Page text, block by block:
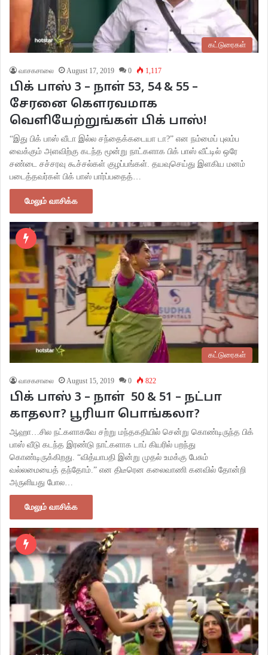
கட்டுரைகள்
வாசகசாலை August 17, 2019 0 1,117
பிக் பாஸ் 3 – நாள் 53, 54 & 55 –
சேரனை கௌரவமாக
வெளியேற்றுங்கள் பிக் பாஸ்!
“இது பிக் பாஸ் வீடா இல்ல சந்தைக்கடையா டா?” என நம்மைப் புலம்ப
வைக்கும் அளவிற்கு கடந்த மூன்று நாட்களாக பிக் பாஸ் வீட்டில் ஒரே
சண்டை சச்சரவு கூச்சல்கள் குழப்பங்கள். தயவுசெய்து இளகிய மனம்
படைத்தவர்கள் பிக் பாஸ் பார்ப்பதைத்…
மேலும் வாசிக்க
கட்டுரைகள்
வாசகசாலை August 15, 2019 0 822
பிக் பாஸ் 3 – நாள் 50 & 51 – நட்பா
காதலா? பூரியா பொங்கலா?
ஆஹா…சில நட்களாகவே சற்று மந்தகதியில் சென்று கொண்டிருந்த பிக்
பாஸ் வீடு கடந்த இரண்டு நாட்களாக டாப் கியரில் பறந்து
கொண்டிருக்கிறது. “வித்யாபதி இன்று முதல் உமக்கு பேசும்
வல்லமையைத் தந்தோம்.” என திடீரென கலைவாணி கனவில் தோன்றி
அருளியது போல…
மேலும் வாசிக்க